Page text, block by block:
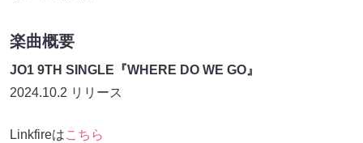
楽曲概要
JO1 9TH SINGLE『WHERE DO WE GO』
2024.10.2 リリース
Linkfireはこちら